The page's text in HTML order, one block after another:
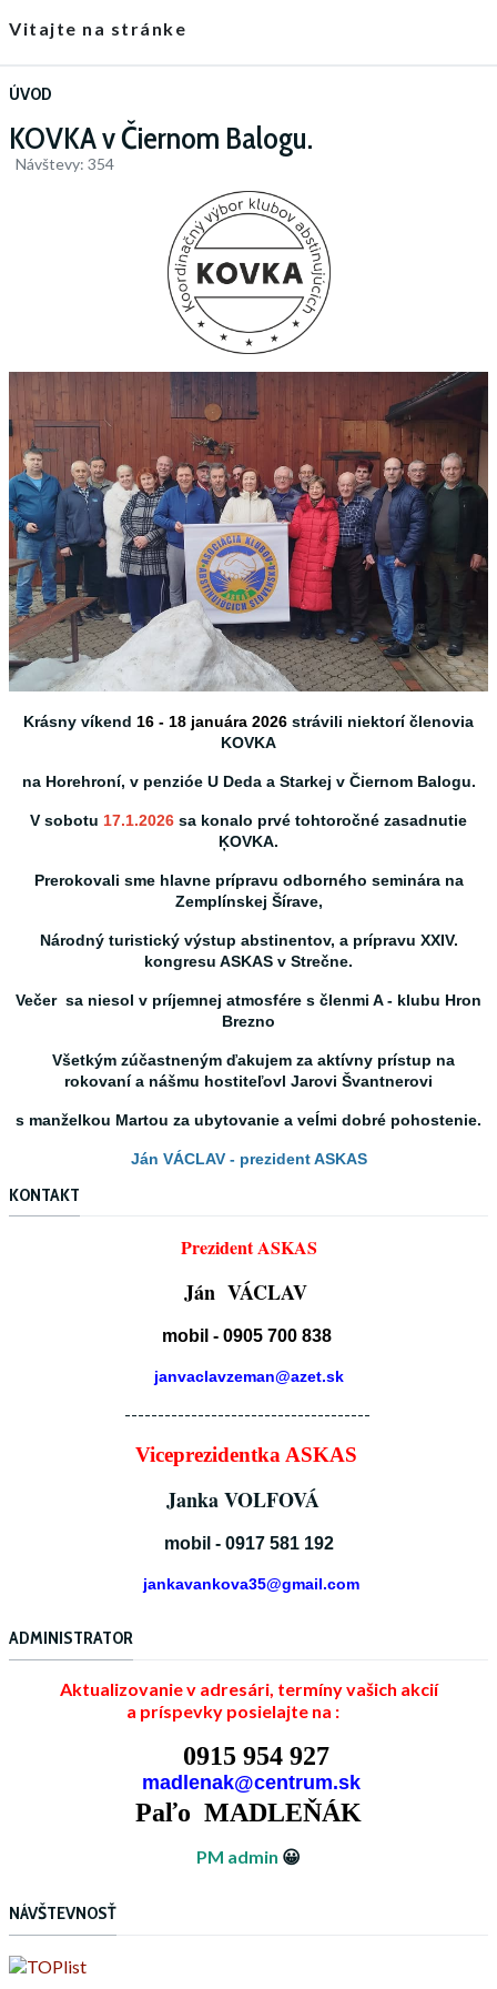
Vitajte na stránke
ÚVOD
KOVKA v Čiernom Balogu.
Návštevy: 354
Krásny víkend 16 - 18 januára 2026 strávili niektorí členovia
KOVKA
na Horehroní, v penzióe U Deda a Starkej v Čiernom Balogu.
V sobotu 17.1.2026 sa konalo prvé tohtoročné zasadnutie
ĶOVKA.
Prerokovali sme hlavne prípravu odborného seminára na
Zemplínskej Šírave,
Národný turistický výstup abstinentov, a prípravu XXIV.
kongresu ASKAS v Strečne.
Večer sa niesol v príjemnej atmosfére s členmi A - klubu Hron
Brezno
Všetkým zúčastneným ďakujem za aktívny prístup na
rokovaní a nášmu hostiteľovl Jarovi Švantnerovi
s manželkou Martou za ubytovanie a veĺmi dobré pohostenie.
Ján VÁCLAV - prezident ASKAS
KONTAKT
Prezident ASKAS
Ján VÁCLAV
mobil - 0905 700 838
janvaclavzeman@azet.sk
-------------------------------------
Viceprezidentka ASKAS
Janka VOLFOVÁ
mobil - 0917 581 192
jankavankova35@gmail.com
ADMINISTRATOR
Aktualizovanie v adresári, termíny vašich akcií
a príspevky posielajte na :
0915 954 927
madlenak@centrum.sk
Paľo MADLEŇÁK
PM admin 😀
NÁVŠTEVNOSŤ